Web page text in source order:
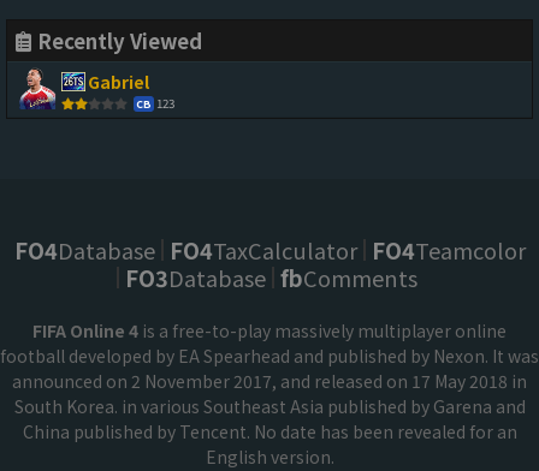
Recently Viewed
Gabriel
CB 123
FO4Database FO4TaxCalculator FO4Teamcolor
FO3Database fbComments
FIFA Online 4 is a free-to-play massively multiplayer online
football developed by EA Spearhead and published by Nexon. It was
announced on 2 November 2017, and released on 17 May 2018 in
South Korea. in various Southeast Asia published by Garena and
China published by Tencent. No date has been revealed for an
English version.